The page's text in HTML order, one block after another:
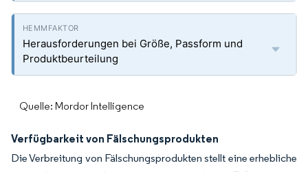
Herausforderungen bei Größe, Passform und
Produktbeurteilung
Quelle: Mordor Intelligence
Verfügbarkeit von Fälschungsprodukten
Die Verbreitung von Fälschungsprodukten stellt eine erhebliche